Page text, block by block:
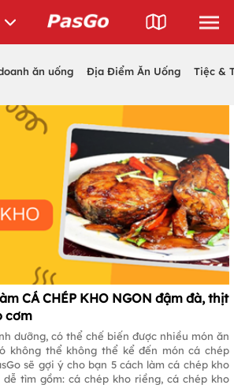
ăn uống Địa Điểm Ăn Uống Tiệc &
CÁ CHÉP KHO NGON đậm đà, thịt
cơm
dưỡng, có thể chế biến được nhiều món ăn
không thể không thể kể đến món cá chép
sẽ gợi ý cho bạn 5 cách làm cá chép kho
tìm gồm: cá chép kho riềng, cá chép kho